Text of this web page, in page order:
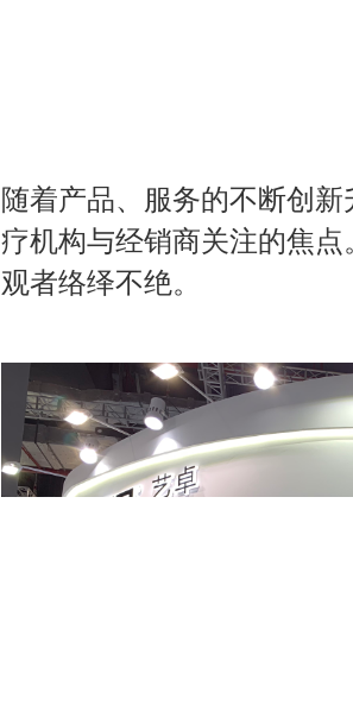
随着产品、服务的不断创
疗机构与经销商关注的焦
观者络绎不绝。